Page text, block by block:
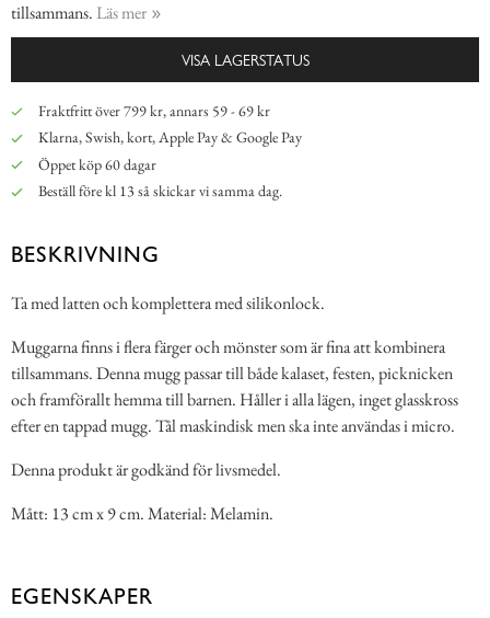
tillsammans. Läs mer
VISA LAGERSTATUS
Fraktfritt över 799 kr, annars 59 - 69 kr
Klarna, Swish, kort, Apple Pay & Google Pay
Öppet köp 60 dagar
Beställ före kl 13 så skickar vi samma dag.
BESKRIVNING
Ta med latten och komplettera med silikonlock.
Muggarna finns i flera färger och mönster som är fina att kombinera
tillsammans. Denna mugg passar till både kalaset, festen, picknicken
och framförallt hemma till barnen. Håller i alla lägen, inget glasskross
efter en tappad mugg. Tål maskindisk men ska inte användas i micro.
Denna produkt är godkänd för livsmedel.
Mått: 13 cm x 9 cm. Material: Melamin.
EGENSKAPER